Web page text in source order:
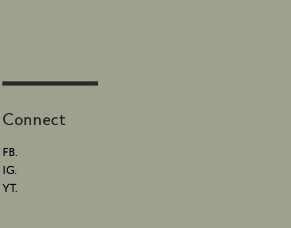
Connect
FB.
IG.
YT.